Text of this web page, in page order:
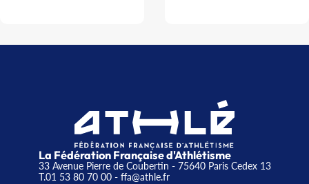
La Fédération Française d'Athlétisme
33 Avenue Pierre de Coubertin - 75640 Paris Cedex 13
T.01 53 80 70 00- ffa@athle.fr